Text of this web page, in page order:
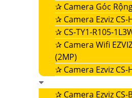
✰ Camera Góc
✰ Camera Ezviz
✰ CS-TY1-R105-
✰ Camera Wifi
(2MP)
✰ Camera Ezviz CS-
✰ Camera Ezviz CS-